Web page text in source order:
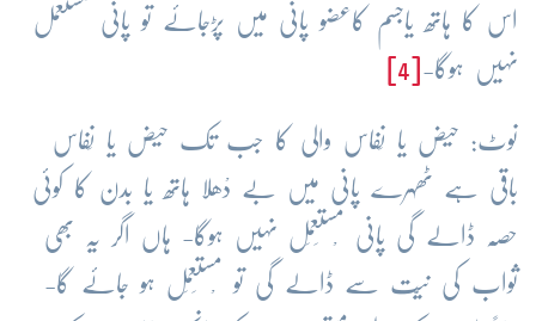
اس کا ہاتھ یاجسم کاعضو پانی میں پڑجائے تو پانی مستعمل
نہیں ہوگا-
نوٹ: حیض یا نِفاس والی کا جب تک حیض یا نِفاس
باقی ہے ٹھہرے پانی میں بے دْھلا ہاتھ یا بدن کا کوئی
حصّہ ڈالے گی پانی مْستَعمَل نہیں ہوگا- ہاں اگر یہ بھی
ثواب کی نیّت سے ڈالے گی تو مْستَعمَل ہو جائے گا-